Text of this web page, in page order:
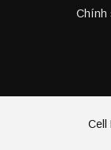
Chính
Cell